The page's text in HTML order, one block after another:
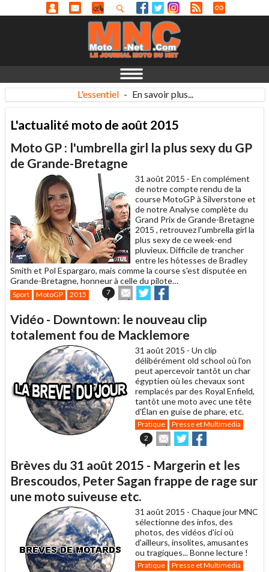
L'essentiel - En savoir plus...
L'actualité moto de août 2015
Moto GP : l'umbrella girl la plus sexy du GP
de Grande-Bretagne
31 août 2015 - En complément
de notre compte rendu de la
course MotoGP à Silverstone et
de notre Analyse complète du
Grand Prix de Grande-Bretagne
2015 , retrouvez l'umbrella girl la
plus sexy de ce week-end
pluvieux. Difficile de trancher
entre les hôtesses de Bradley
Smith et Pol Espargaro, mais comme la course s'est disputée en
Grande-Bretagne, honneur à celle du pilote…
Sport MotoGP 2015 7
Envoyer
cet
à
un
ami
Partager
sur sur
Vidéo - Downtown: le nouveau clip
totalement fou de Macklemore
31 août 2015 - Un clip
délibérément old school où l'on
peut apercevoir tantôt un char
égyptien où les chevaux sont
remplacés par des Royal Enfield,
tantôt une moto avec une tête
d'Élan en guise de phare, etc.
Pratique
Presse et Multimédia
2
Envoyer
cet
à
un
ami
Partager
sur sur
Brèves du 31 août 2015 - Margerin et les
Brescoudos, Peter Sagan frappe de rage sur
une moto suiveuse etc.
31 août 2015 - Chaque jour MNC
sélectionne des infos, des
photos, des vidéos d'ici où
d'ailleurs, insolites, amusantes
ou tragiques... Bonne lecture !
Pratique
Presse et Multimédia